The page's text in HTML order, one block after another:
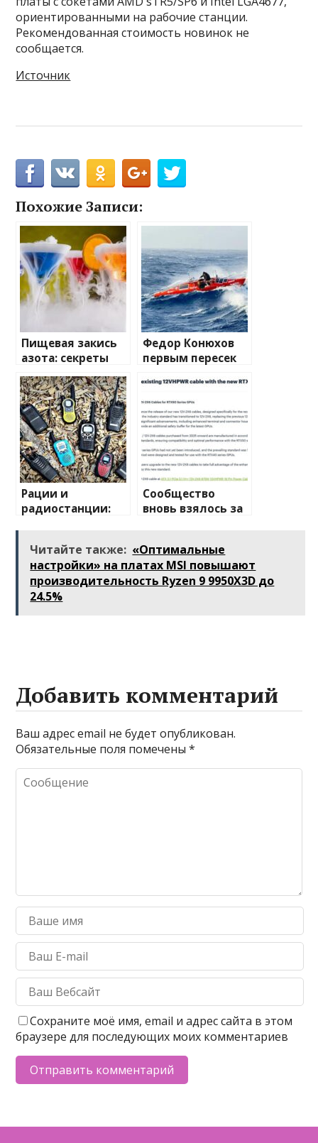
ориентированными на рабочие станции.
Рекомендованная стоимость новинок не
сообщается.
Источник
Похожие Записи:
Пищевая закись
азота: секреты
применения и
преимущества
Федор Конюхов
первым пересек
Атлантику на
весельной лодке
Рации и
радиостанции:
миру
беспроводной
связи
Сообщество
вновь взялось за
разъема 12V-2×6
Читайте также: «Оптимальные
настройки» на платах MSI повышают
производительность Ryzen 9 9950X3D до
24.5%
Добавить комментарий
Ваш адрес email не будет опубликован.
Обязательные поля помечены*
Сохраните моё имя, email и адрес сайта в этом
браузере для последующих моих комментариев